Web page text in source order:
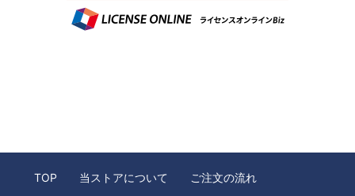
TOP 当ストアについて ご注文の流れ